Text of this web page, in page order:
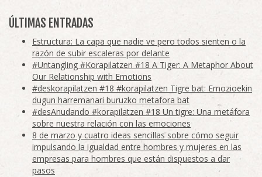
ÚLTIMAS ENTRADAS
Estructura: La capa que nadie ve pero todos sienten o la
razón de subir escaleras por delante
#Untangling #Korapilatzen #18 A Tiger: A Metaphor About
Our Relationship with Emotions
#deskorapilatzen #18 #korapilatzen Tigre bat: Emozioekin
dugun harremanari buruzko metafora bat
#desAnudando #korapilatzen #18 Un tigre: Una metáfora
sobre nuestra relación con las emociones
8 de marzo y cuatro ideas sencillas sobre cómo seguir
impulsando la igualdad entre hombres y mujeres en las
empresas para hombres que están dispuestos a dar
pasos